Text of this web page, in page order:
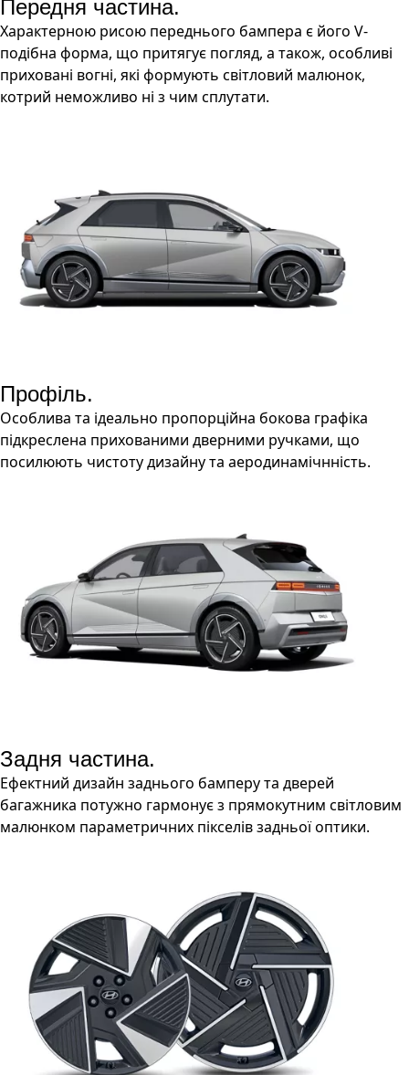
Передня частина.
Характерною рисою переднього бампера є його V-
подібна форма, що притягує погляд, а також, особливі
приховані вогні, які формують світловий малюнок,
котрий неможливо ні з чим сплутати.
Профіль.
Особлива та ідеально пропорційна бокова графіка
підкреслена прихованими дверними ручками, що
посилюють чистоту дизайну та аеродинамічнність.
Задня частина.
Ефектний дизайн заднього бамперу та дверей
багажника потужно гармонує з прямокутним світловим
малюнком параметричних пікселів задньої оптики.